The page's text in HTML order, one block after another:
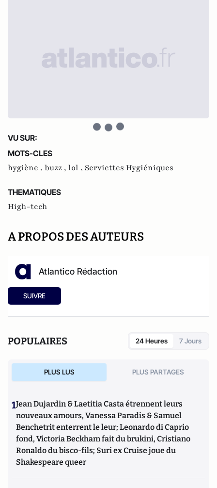
VU SUR:
MOTS-CLES
hygiène , buzz , lol , Serviettes Hygiéniques
THEMATIQUES
High-tech
A PROPOS DES AUTEURS
Atlantico Rédaction
SUIVRE
POPULAIRES 24 Heures 7 Jours
PLUS LUS PLUS PARTAGES
1Jean Dujardin & Laetitia Casta étrennent leurs
nouveaux amours, Vanessa Paradis & Samuel
Benchetrit enterrent le leur; Leonardo di Caprio
fond, Victoria Beckham fait du brukini, Cristiano
Ronaldo du bisco-fils; Suri ex Cruise joue du
Shakespeare queer